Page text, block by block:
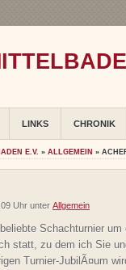
LINKS CHRONIK
E.V. » ALLGEMEIN »
Uhr unter Allgemein
Schachturnier
statt, zu dem ich Sie
Turnier-JubilÃ¤um